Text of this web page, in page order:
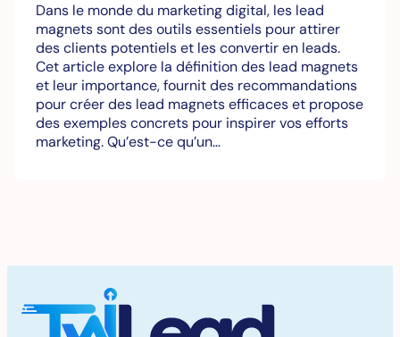
Dans le monde du marketing digital, les lead
magnets sont des outils essentiels pour attirer
des clients potentiels et les convertir en leads.
Cet article explore la définition des lead magnets
et leur importance, fournit des recommandations
pour créer des lead magnets efficaces et propose
des exemples concrets pour inspirer vos efforts
marketing. Qu’est-ce qu’un…